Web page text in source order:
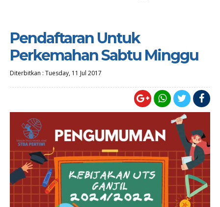
Pendaftaran Untuk
Perkemahan Sabtu Minggu
Diterbitkan : Tuesday, 11 Jul 2017